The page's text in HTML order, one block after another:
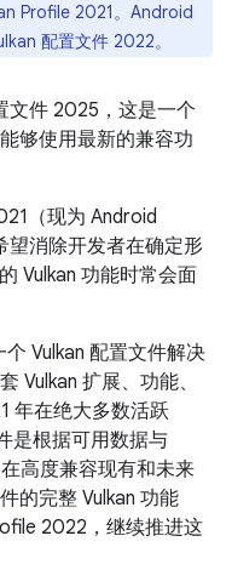
Profile 2021。Android
配置文件 2022。
文件 2025，这是一个
够使用最新的兼容功
（现为 Android
望消除开发者在确定形
Vulkan 功能时常会面
Vulkan 配置文件解决
Vulkan 扩展、功能、
年在绝大多数活跃
是根据可用数据与
高度兼容现有和未来
的完整 Vulkan 功能
2022，继续推进这